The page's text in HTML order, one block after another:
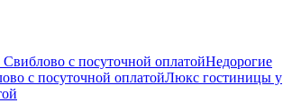
c посуточной оплатойНедорогие
c посуточной оплатойЛюкс гостиницы у